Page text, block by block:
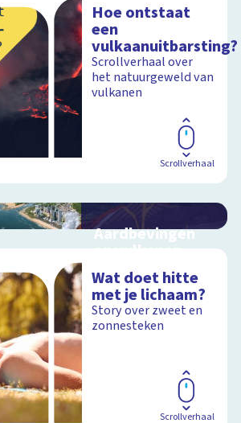
schoolplaat over
aardlagen
Hoe ontstaat
een
vulkaanuitbarsting?
Scrollverhaal over
het natuurgeweld van
vulkanen
Scrollverhaal
Aardbevingen
en vulkanen
aardbevingen,
vulkanen en
tsunami's?
Schoolplaat
Wat doet hitte
met je lichaam?
Story over zweet en
zonnesteken
Scrollverhaal